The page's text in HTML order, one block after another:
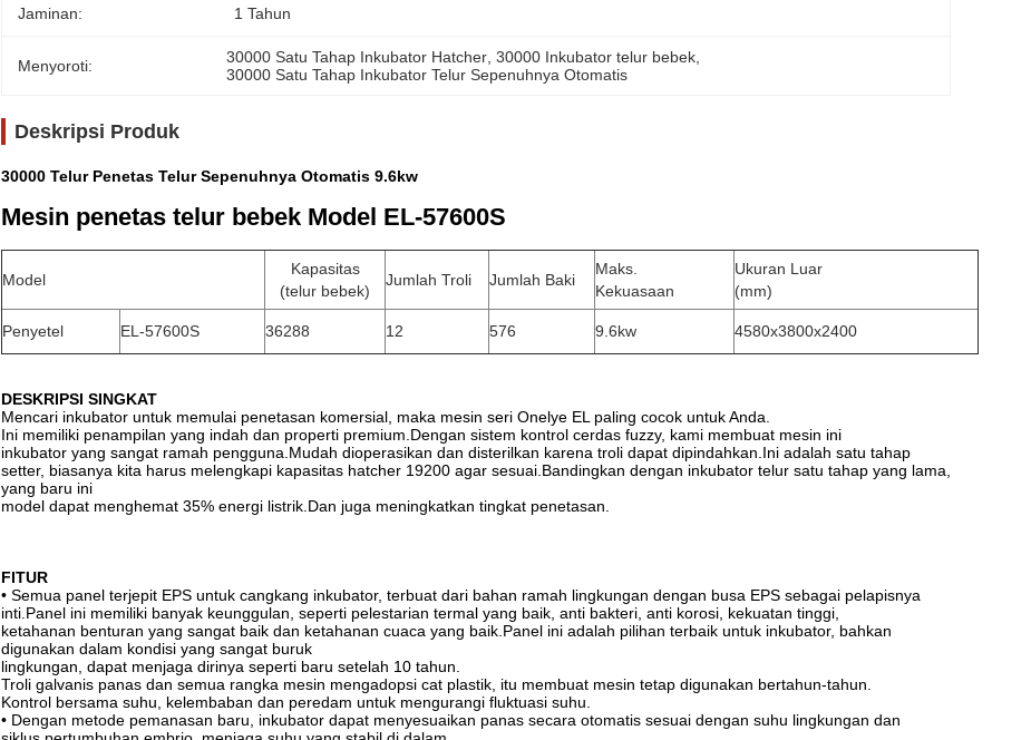
Jaminan: 1 Tahun
Menyoroti: 30000 Satu Tahap Inkubator Hatcher , 30000 Inkubator telur bebek
30000 Satu Tahap Inkubator Telur Sepenuhnya Otomatis
Deskripsi Produk
30000 Telur Penetas Telur Sepenuhnya Otomatis 9.6kw
Mesin penetas telur bebek Model EL-57600S
Model
Kapasitas
(telur bebek)
Jumlah Troli Jumlah Baki
Maks.
Kekuasaan
Ukuran Luar
(mm)
Penyetel EL-57600S 36288 12 576 9.6kw 4580x3800x2400
DESKRIPSI SINGKAT
Mencari inkubator untuk memulai penetasan komersial, maka mesin seri Onelye EL paling cocok untuk Anda.
Ini memiliki penampilan yang indah dan properti premium.Dengan sistem kontrol cerdas fuzzy, kami membuat mesin ini
inkubator yang sangat ramah pengguna.Mudah dioperasikan dan disterilkan karena troli dapat dipindahkan.Ini adalah satu tahap
setter, biasanya kita harus melengkapi kapasitas hatcher 19200 agar sesuai.Bandingkan dengan inkubator telur satu tahap yang lama,
yang baru ini
model dapat menghemat 35% energi listrik.Dan juga meningkatkan tingkat penetasan.
FITUR
• Semua panel terjepit EPS untuk cangkang inkubator, terbuat dari bahan ramah lingkungan dengan busa EPS sebagai pelapisnya
inti.Panel ini memiliki banyak keunggulan, seperti pelestarian termal yang baik, anti bakteri, anti korosi, kekuatan tinggi,
ketahanan benturan yang sangat baik dan ketahanan cuaca yang baik.Panel ini adalah pilihan terbaik untuk inkubator, bahkan
digunakan dalam kondisi yang sangat buruk
lingkungan, dapat menjaga dirinya seperti baru setelah 10 tahun.
Troli galvanis panas dan semua rangka mesin mengadopsi cat plastik, itu membuat mesin tetap digunakan bertahun-tahun.
Kontrol bersama suhu, kelembaban dan peredam untuk mengurangi fluktuasi suhu.
• Dengan metode pemanasan baru, inkubator dapat menyesuaikan panas secara otomatis sesuai dengan suhu lingkungan dan